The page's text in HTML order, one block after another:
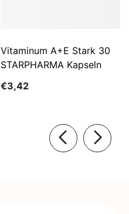
Vitaminum A+E Stark 30
STARPHARMA Kapseln
€3,42